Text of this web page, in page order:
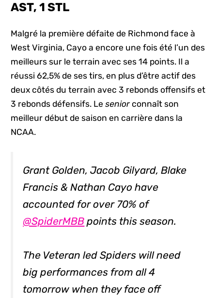
AST, 1 STL
Malgré la première défaite de Richmond face à
West Virginia, Cayo a encore une fois été l’un des
meilleurs sur le terrain avec ses 14 points. Il a
réussi 62,5% de ses tirs, en plus d’être actif des
deux côtés du terrain avec 3 rebonds offensifs et
3 rebonds défensifs. Leseniorconnaît son
meilleur début de saison en carrière dans la
NCAA.
Grant Golden, Jacob Gilyard, Blake
Francis & Nathan Cayo have
accounted for over 70% of
@SpiderMBB points this season.
The Veteran led Spiders will need
big performances from all 4
tomorrow when they face off